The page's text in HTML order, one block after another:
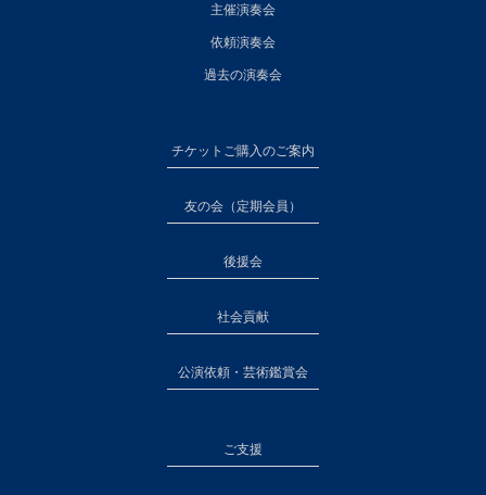
主催演奏会
依頼演奏会
過去の演奏会
チケットご購入のご案内
友の会（定期会員）
後援会
社会貢献
公演依頼・芸術鑑賞会
ご支援